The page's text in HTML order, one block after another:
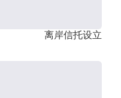
离岸信托设立